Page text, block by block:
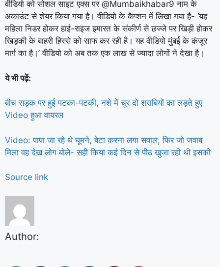
वीडियो को सोशल साइट एक्स पर @Mumbaikhabar9 नाम के
अकाउंट से शेयर किया गया है। वीडियो के कैप्शन में लिखा गया है- ‘यह
महिला निडर होकर हाई-राइज इमारत के संकीर्ण से छज्जे पर खिड़ी होकर
खिड़की के बाहरी हिस्से को साफ कर रही है। यह वीडियो मुंबई के कंजूर
मार्ग का है।’ वीडियो को अब तक एक लाख से ज्यादा लोगों ने देखा है।
ये भी पढ़ें:
बीच सड़क पर हुई पटका-पटकी, नशे में चूर दो शराबियों का लड़ते हुए
Video हुआ वायरल
Video: पापा जा रहे थे घूमने, बेटा करना लगा सवाल, फिर जो जवाब
मिला वह देख लोग बोले- सही किया कई दिन से पीठ खुजा रही थी इसकी
Source link
Author: